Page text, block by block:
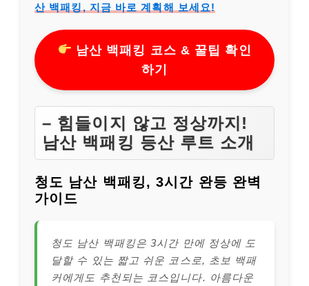
산 백패킹, 지금 바로 계획해 보세요!
남산 백패킹 코스 & 꿀팁 확인
하기
– 힘들이지 않고 정상까지!
남산 백패킹 등산 루트 소개
청도 남산 백패킹, 3시간 완등 완벽
가이드
청도 남산 백패킹은 3시간 만에 정상에 도
달할 수 있는 짧고 쉬운 코스로, 초보 백패
커에게도 추천되는 코스입니다. 아름다운